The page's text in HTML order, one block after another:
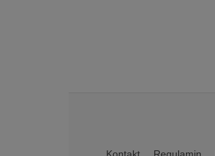
Kontakt Regulamin